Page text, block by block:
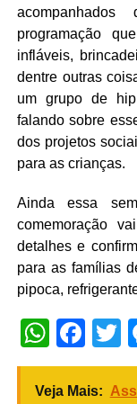
programação
infláveis,
dentre outras
um grupo de
falando sobre
dos projetos
para as crianças.
Ainda essa
comemoração
detalhes e
para as famílias
pipoca,
Veja Mais: